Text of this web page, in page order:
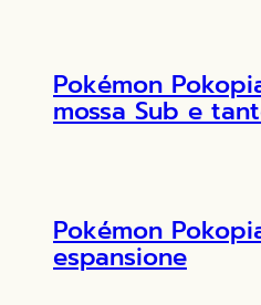
Pokémon
mossa Sub e
Pokémon
espansione